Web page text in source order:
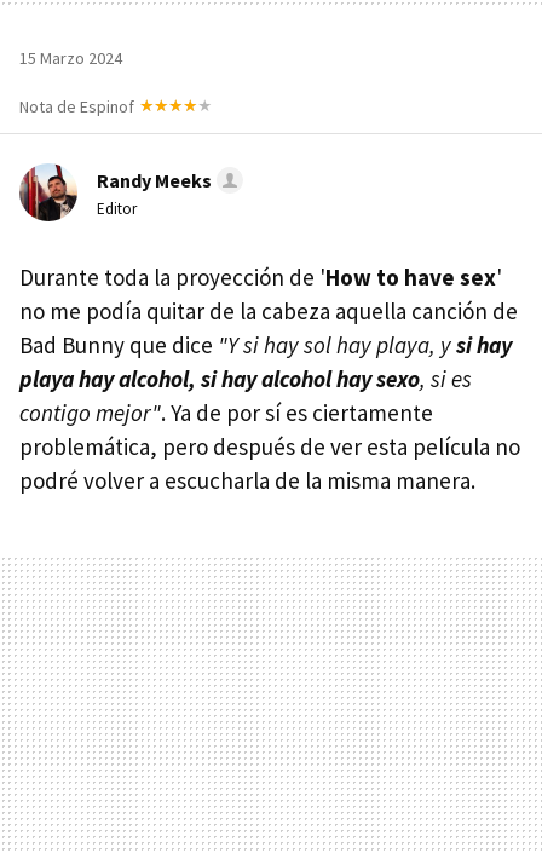
15 Marzo 2024
Nota de Espinof
Randy Meeks
Editor
Durante toda la proyección de 'How to have sex'
no me podía quitar de la cabeza aquella canción de
Bad Bunny que dice "Y si hay sol hay playa, ysi hay
playa hay alcohol, si hay alcohol hay sexo, si es
contigo mejor". Ya de por sí es ciertamente
problemática, pero después de ver esta película no
podré volver a escucharla de la misma manera.